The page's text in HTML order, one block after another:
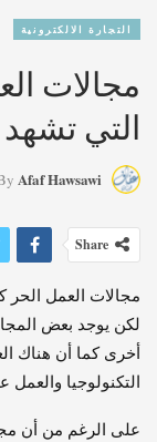
التجارة الالكترونية
مجالات
التي تشهد
Afaf Hawsawi
Share
مجالات العمل الحر
لكن يوجد بعض
أخرى كما أن هناك
التكنولوجيا والعمل
على الرغم من أن